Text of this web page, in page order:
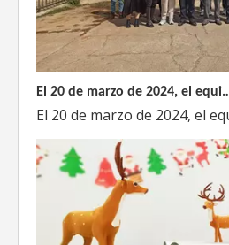
El 20 de marzo de 2024, el